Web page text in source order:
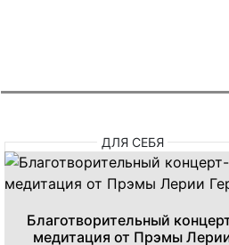
ДЛЯ СЕБЯ
Благотворительный
медитация от Прэмы